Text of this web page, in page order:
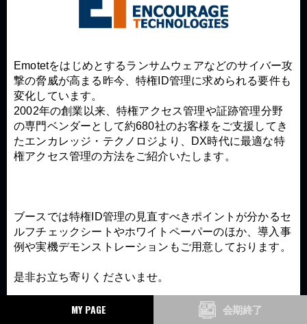
MY PAGE 会期終了
Emotetをはじめとするランサムウェアなどのサイバー攻
撃の脅威が高まる昨今、特権ID管理に求められる要件も
変化しています。
2002年の創業以来、特権アクセス管理や証跡管理分野
の専門ベンダーとして約680社のお客様をご支援してき
たエンカレッジ・テクノロジより、DX時代に最適な特
権アクセス管理の方法をご紹介いたします。
ブースでは特権ID管理の見直すべきポイントが分かるセ
ルフチェックシートやホワイトペーパーのほか、導入事
例や実機デモンストレーションもご用意しております。
是非お立ち寄りくださいませ。